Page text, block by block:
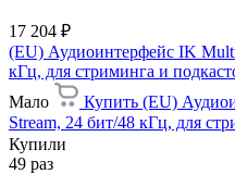
17 204 ₽
(EU) Аудиоинтерфейс IK
кГц, для стриминга и
Мало
Купить (EU)
Stream, 24 бит/48 кГц, для
Купили
49 раз